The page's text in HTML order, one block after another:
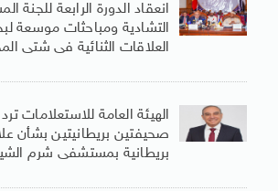
انعقاد الدورة الرابعة للجنة
التشادية ومباحثات موسعة
العلاقات الثنائية فى شتى
الهيئة العامة للاستعلامات
صحيفتين بريطانيتين بشأن
بريطانية بمستشفى شرم